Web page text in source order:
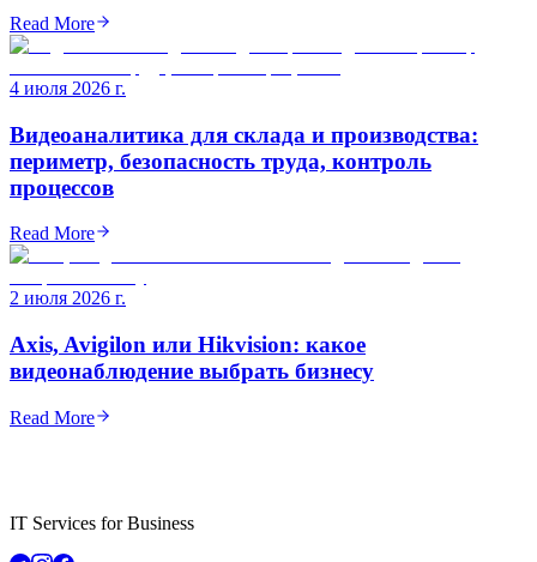
Read More
4 июля 2026 г.
Видеоаналитика для склада и производства:
периметр, безопасность труда, контроль
процессов
Read More
2 июля 2026 г.
Axis, Avigilon или Hikvision: какое
видеонаблюдение выбрать бизнесу
Read More
IT Services for Business